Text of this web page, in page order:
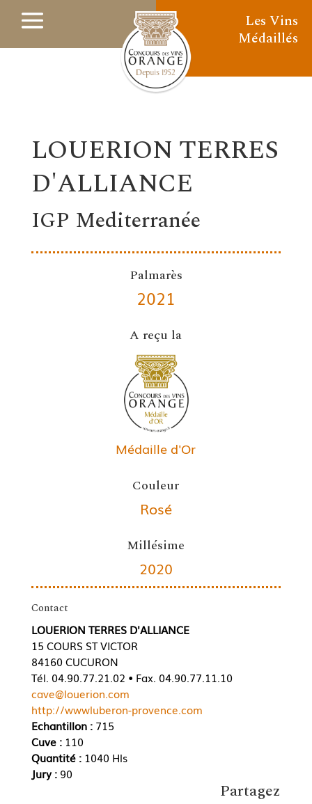
Les Vins
Médaillés
LOUERION TERRES
D'ALLIANCE
IGP Mediterranée
Palmarès
2021
A reçu la
Médaille d'Or
Couleur
Rosé
Millésime
2020
Contact
LOUERION TERRES D'ALLIANCE
15 COURS ST VICTOR
84160 CUCURON
Tél. 04.90.77.21.02 • Fax. 04.90.77.11.10
cave@louerion.com
http://wwwluberon-provence.com
Echantillon :715
Cuve : 110
Quantité : 1040 Hls
Jury : 90
Partagez